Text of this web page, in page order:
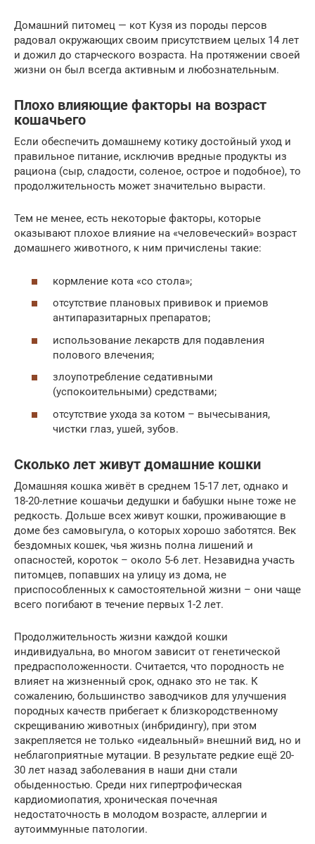
Домашний питомец — кот Кузя из породы персов
радовал окружающих своим присутствием целых 14 лет
и дожил до старческого возраста. На протяжении своей
жизни он был всегда активным и любознательным.
Плохо влияющие факторы на возраст
кошачьего
Если обеспечить домашнему котику достойный уход и
правильное питание, исключив вредные продукты из
рациона (сыр, сладости, соленое, острое и подобное), то
продолжительность может значительно вырасти.
Тем не менее, есть некоторые факторы, которые
оказывают плохое влияние на «человеческий» возраст
домашнего животного, к ним причислены такие:
кормление кота «со стола»;
отсутствие плановых прививок и приемов
антипаразитарных препаратов;
использование лекарств для подавления
полового влечения;
злоупотребление седативными
(успокоительными) средствами;
отсутствие ухода за котом – вычесывания,
чистки глаз, ушей, зубов.
Сколько лет живут домашние кошки
Домашняя кошка живёт в среднем 15-17 лет, однако и
18-20-летние кошачьи дедушки и бабушки ныне тоже не
редкость. Дольше всех живут кошки, проживающие в
доме без самовыгула, о которых хорошо заботятся. Век
бездомных кошек, чья жизнь полна лишений и
опасностей, короток – около 5-6 лет. Незавидна участь
питомцев, попавших на улицу из дома, не
приспособленных к самостоятельной жизни – они чаще
всего погибают в течение первых 1-2 лет.
Продолжительность жизни каждой кошки
индивидуальна, во многом зависит от генетической
предрасположенности. Считается, что породность не
влияет на жизненный срок, однако это не так. К
сожалению, большинство заводчиков для улучшения
породных качеств прибегает к близкородственному
скрещиванию животных (инбридингу), при этом
закрепляется не только «идеальный» внешний вид, но и
неблагоприятные мутации. В результате редкие ещё 20-
30 лет назад заболевания в наши дни стали
обыденностью. Среди них гипертрофическая
кардиомиопатия, хроническая почечная
недостаточность в молодом возрасте, аллергии и
аутоиммунные патологии.